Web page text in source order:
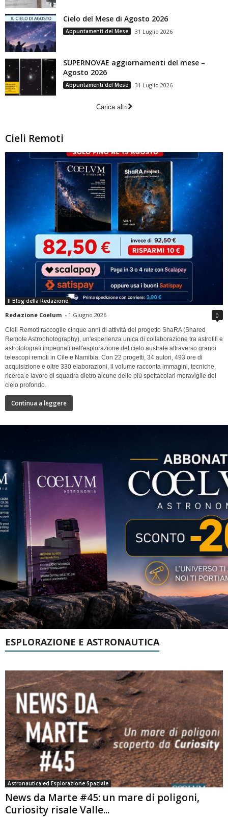
Cielo del Mese di Agosto 2026
Appuntamenti del Mese 31 Luglio 2026
SUPERNOVAE aggiornamenti del mese –
Agosto 2026
Appuntamenti del Mese 31 Luglio 2026
Carica altri
Cieli Remoti
Il Blog della Redazione
Redazione Coelum - 1 Giugno 2026 0
Cieli Remoti raccoglie cinque anni di attività del progetto ShaRA (Shared
Remote Astrophotography), un'esperienza unica di collaborazione tra astrofili e
astrofotografi impegnati nell'esplorazione del cielo australe attraverso grandi
telescopi remoti in Cile e Namibia. Con 22 progetti, 34 autori, 493 ore di
acquisizione e oltre 330 elaborazioni, il volume racconta immagini, tecniche,
ricerca e lavoro di squadra dietro alcune delle più spettacolari meraviglie del
cielo profondo.
Continua a leggere
ESPLORAZIONE E ASTRONAUTICA
Astronautica ed Esplorazione Spaziale
News da Marte #45: un mare di poligoni,
Curiosity risale Valle...